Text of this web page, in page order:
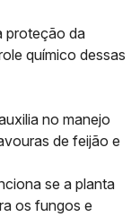
proteção da
químico dessas
no manejo
de feijão e
se a planta
os fungos e